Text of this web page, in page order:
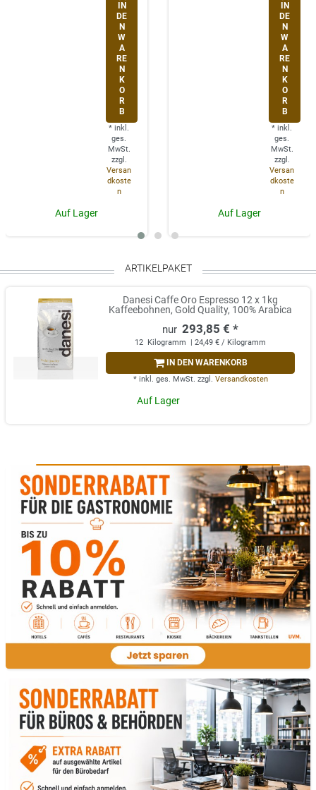
IN
DE
N
W
A
RE
N
K
O
R
B
* inkl.
ges.
MwSt.
zzgl.
Versan
dkoste
n
Auf Lager
IN
DE
N
W
A
RE
N
K
O
R
B
* inkl.
ges.
MwSt.
zzgl.
Versan
dkoste
n
Auf Lager
ARTIKELPAKET
Danesi Caffe Oro Espresso 12 x 1kg
Kaffeebohnen, Gold Quality, 100% Arabica
293,85 € *
12 Kilogramm | 24,49 € / Kilogramm
IN DEN WARENKORB
* inkl. ges. MwSt. zzgl. Versandkosten
Auf Lager